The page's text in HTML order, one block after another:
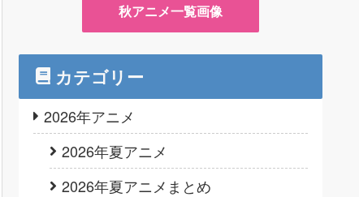
秋アニメ一覧画像
カテゴリー
2026年アニメ
2026年夏アニメ
2026年夏アニメまとめ